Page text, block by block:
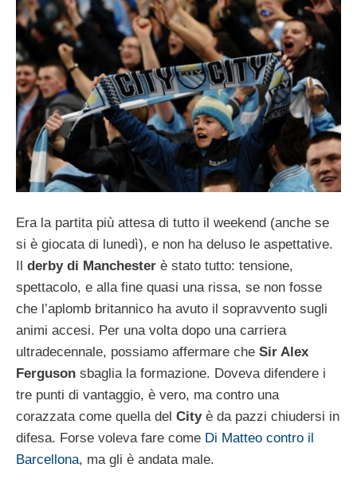
Era la partita più attesa di tutto il weekend (anche se
si è giocata di lunedì), e non ha deluso le aspettative.
derby di Manchester è stato tutto: tensione,
spettacolo, e alla fine quasi una rissa, se non fosse
che l’aplomb britannico ha avuto il sopravvento sugli
animi accesi. Per una volta dopo una carriera
ultradecennale, possiamo affermare che Sir Alex
Ferguson sbaglia la formazione. Doveva difendere i
tre punti di vantaggio, è vero, ma contro una
corazzata come quella del Cityè da pazzi chiudersi in
difesa. Forse voleva fare come Di Matteo contro il
Barcellona, ma gli è andata male.